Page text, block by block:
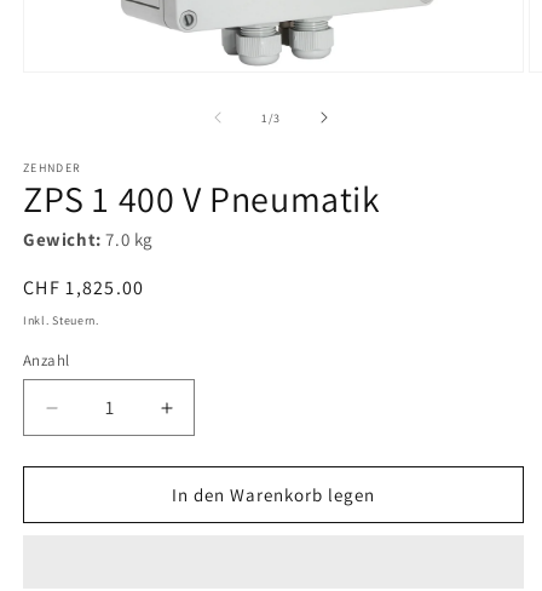
1/von
3
ZEHNDER
ZPS 1 400 V Pneumatik
Gewicht:7.0 kg
Normaler
Preis
CHF 1,825.00
Inkl. Steuern.
Anzahl
Verringere
die
Menge
ZPS
Erhöhe
die
Menge
für
ZPS
In den Warenkorb legen